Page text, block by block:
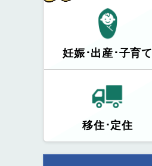
妊娠･出産･子育て
移住･定住